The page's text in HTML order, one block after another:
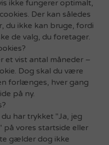
ikke fungerer optimalt,
Der kan således
du ikke kan bruge, fordi
de valg, du foretager.
et vist antal måneder –
Dog skal du være
forlænges, hver gang
på ny.
har trykket "Ja, jeg
på vores startside eller
gælder dog ikke